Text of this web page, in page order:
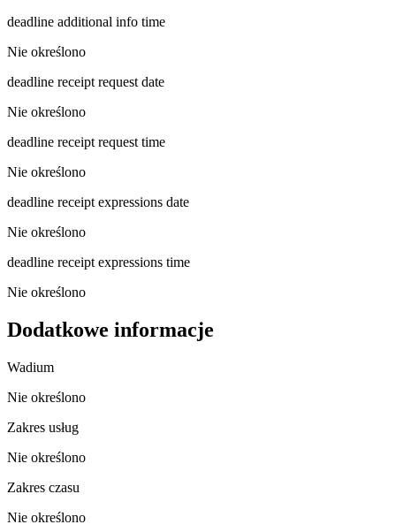
deadline additional info time
Nie określono
deadline receipt request date
Nie określono
deadline receipt request time
Nie określono
deadline receipt expressions date
Nie określono
deadline receipt expressions time
Nie określono
Dodatkowe informacje
Wadium
Nie określono
Zakres usług
Nie określono
Zakres czasu
Nie określono